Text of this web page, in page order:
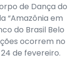
de Dança do
“Amazônia em
do Brasil Belo
ocorrem no
24 de fevereiro.